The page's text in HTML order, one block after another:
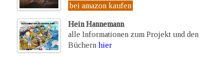
bei amazon kaufen
Hein Hannemann
alle Informationen zum Projekt und den
Büchern hier